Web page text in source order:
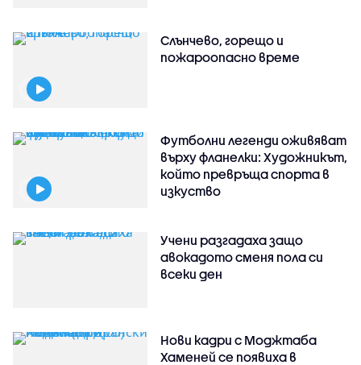
Слънчево, горещо и
пожароопасно време
Футболни легенди оживяват
върху фланелки: Художникът,
който превръща спорта в
изкуство
Учени разгадаха защо
авокадото сменя пола си
всеки ден
Нови кадри с Моджтаба
Хаменей се появиха в